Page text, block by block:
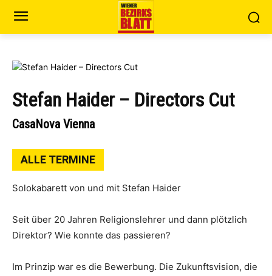
Stefan Haider – Directors Cut
CasaNova Vienna
ALLE TERMINE
Solokabarett von und mit Stefan Haider
Seit über 20 Jahren Religionslehrer und dann plötzlich
Direktor? Wie konnte das passieren?
Im Prinzip war es die Bewerbung. Die Zukunftsvision, die